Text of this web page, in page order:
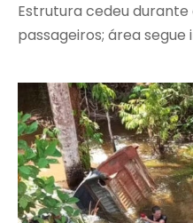
Estrutura cedeu
passageiros; área